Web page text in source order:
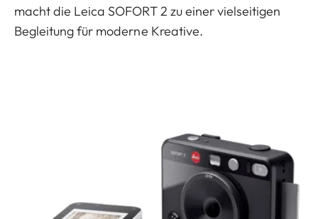
macht die Leica SOFORT 2 zu einer vielseitigen
Begleitung für moderne Kreative.